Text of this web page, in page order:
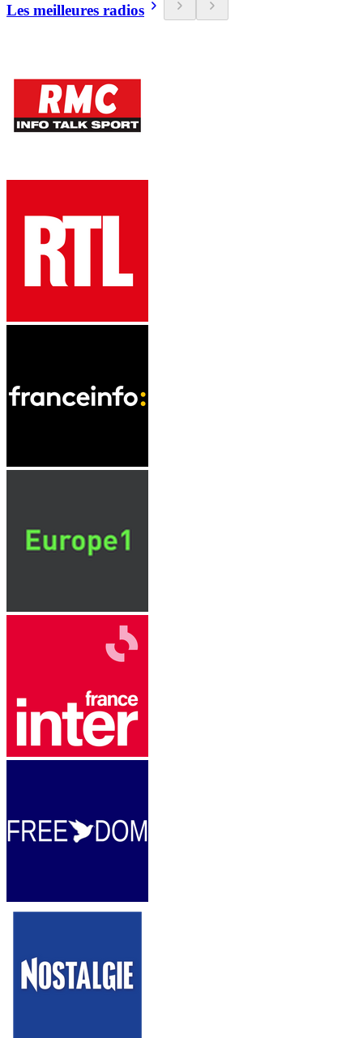
Les meilleures radios